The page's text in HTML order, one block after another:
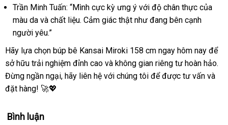
Trần Minh Tuấn: “Mình cực kỳ ưng ý với độ chân thực của
màu da và chất liệu. Cảm giác thật như đang bên cạnh
người yêu.”
Hãy lựa chọn búp bê Kansai Miroki 158 cm ngay hôm nay để
sở hữu trải nghiệm đỉnh cao và không gian riêng tư hoàn hảo.
Đừng ngần ngại, hãy liên hệ với chúng tôi để được tư vấn và
đặt hàng! 🚀💖
Bình luận